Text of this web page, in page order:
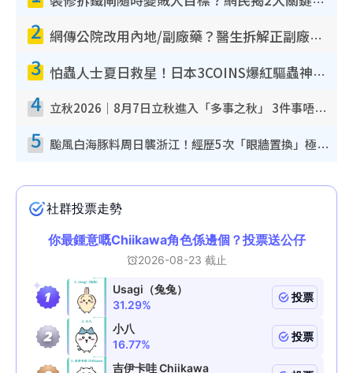
2 網傳公院改用內地/副廠藥？醫生拆解正副廠分別 揭4類人換藥隨時出事
3 怕蟲人士夏日救星！日本3COINS爆紅驅蟲神器$45起 1招「全程免觸碰」輕鬆搞定小強
4 立秋2026｜8月7日立秋進入「多事之秋」 3件事唔做得！專家教6招開運 清枱頭／銀包納氣接好運
5 颱風白海豚料周日襲浙江！經歷5次「眼牆置換」極罕見 成登陸內地最長途颱風